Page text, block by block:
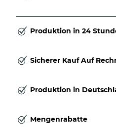
Produktion in 24
Sicherer Kauf Auf
Produktion in
Mengenrabatte